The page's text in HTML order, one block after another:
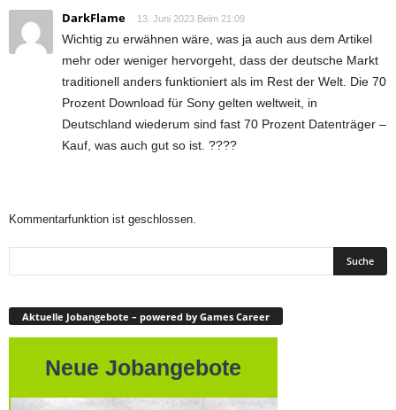
DarkFlame 13. Juni 2023 Beim 21:09
Wichtig zu erwähnen wäre, was ja auch aus dem Artikel
mehr oder weniger hervorgeht, dass der deutsche Markt
traditionell anders funktioniert als im Rest der Welt. Die 70
Prozent Download für Sony gelten weltweit, in
Deutschland wiederum sind fast 70 Prozent Datenträger –
Kauf, was auch gut so ist. ????
Kommentarfunktion ist geschlossen.
Aktuelle Jobangebote – powered by Games Career